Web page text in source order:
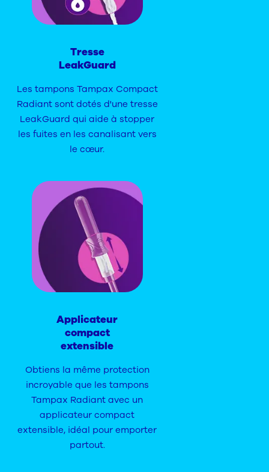
Tresse
LeakGuard
Les tampons Tampax Compact
Radiant sont dotés d'une tresse
LeakGuard qui aide à stopper
les fuites en les canalisant vers
le cœur.
Applicateur
compact
extensible
Obtiens la même protection
incroyable que les tampons
Tampax Radiant avec un
applicateur compact
extensible, idéal pour emporter
partout.